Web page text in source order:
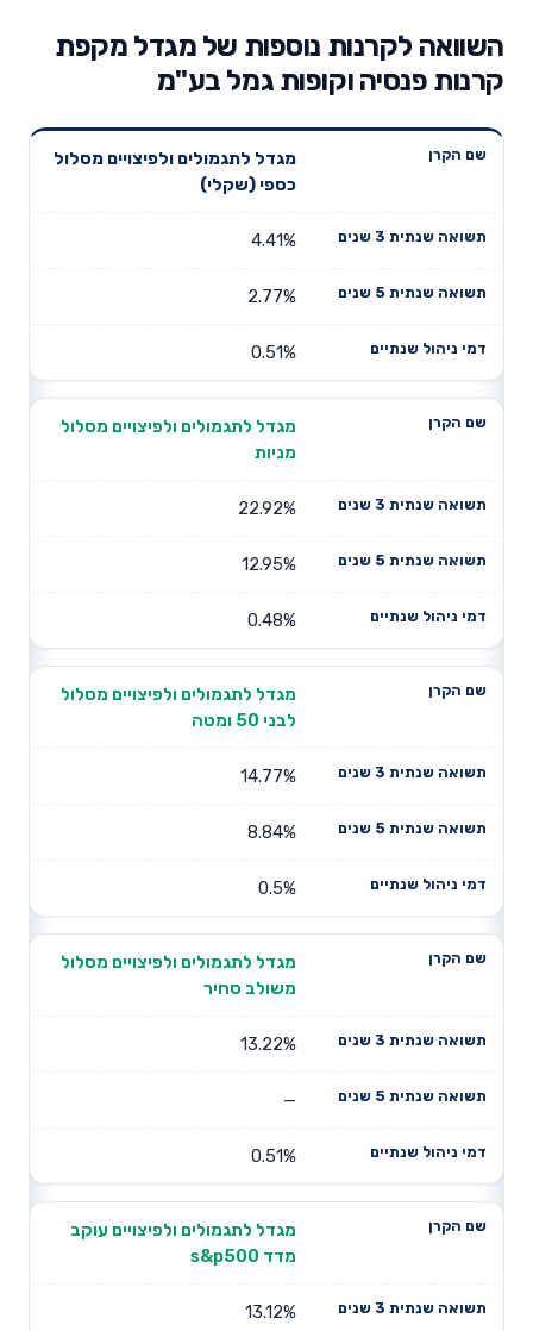
השוואה לקרנות נוספות של מגדל מקפת
קרנות פנסיה וקופות גמל בע"מ
שנתית 3
תשואה
דמי ניהול
מגדל לתגמולים ולפיצויים מסלול
כספי (שקלי)
4.41%
2.77%
0.51%
מגדל לתגמולים ולפיצויים מסלול
מניות
22.92%
12.95%
0.48%
מגדל לתגמולים ולפיצויים מסלול
לבני 50 ומטה
14.77%
8.84%
0.5%
מגדל לתגמולים ולפיצויים מסלול
משולב סחיר
13.22%
—
0.51%
מגדל לתגמולים ולפיצויים עוקב
מדד s&p500
13.12%